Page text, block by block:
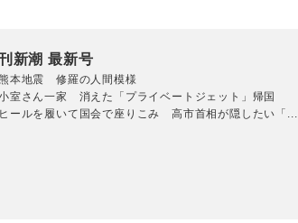
新潮 最新号
本地震 修羅の人間模様
室さん一家 消えた「プライベートジェット」帰国
ヒールを履いて国会で座りこみ 高市首相が隠したい「...